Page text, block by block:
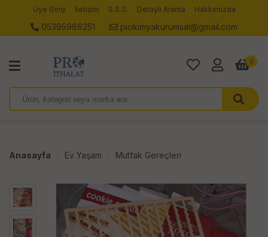
Üye Girişi İletişim S.S.S. Detaylı Arama Hakkımızda
05395986251 piokimyakurumsal@gmail.com
0
Anasayfa Ev Yaşam Mutfak Gereçleri